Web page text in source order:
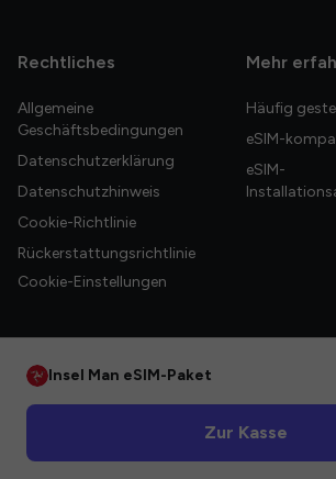
Rechtliches
Allgemeine
Geschäftsbedingungen
Datenschutzerklärung
Datenschutzhinweis
Cookie-Richtlinie
Rückerstattungsrichtlinie
Cookie-Einstellungen
Mehr
Häufig
eSIM-
eSIM-
Insel Man eSIM-Paket
Zur Kasse